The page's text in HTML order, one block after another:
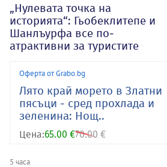
„Нулевата точка на
историята“: Гьобеклитепе и
Шанлъурфа все по-
атрактивни за туристите
Оферта от Grabo.bg
Лято край морето в Златни
пясъци - сред прохлада и
зеленина: Нощ..
Цена:65.00 €70.00 €
5 часа